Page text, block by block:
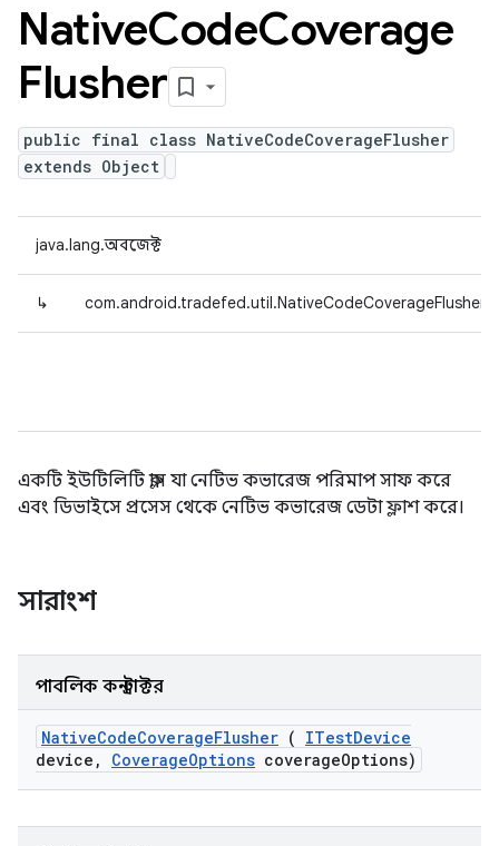
NativeCodeCoverage
Flusher
public final class NativeCodeCoverageFlusher
extends Object
java.lang.অবজেক্ট
↳ com.android.tradefed.util.NativeCodeCoverageFlusher
একটি ইউটিলিটি ক্লাস যা নেটিভ কভারেজ পরিমাপ সাফ করে
এবং ডিভাইসে প্রসেস থেকে নেটিভ কভারেজ ডেটা ফ্লাশ করে।
সারাংশ
পাবলিক কনস্ট্রাক্টর
NativeCodeCoverageFlusher ( ITestDevice
device , CoverageOptions coverageOptions)